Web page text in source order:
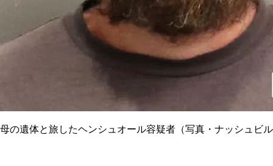
母の遺体と旅したヘンシュオール容疑者（写真・ナッシュビ